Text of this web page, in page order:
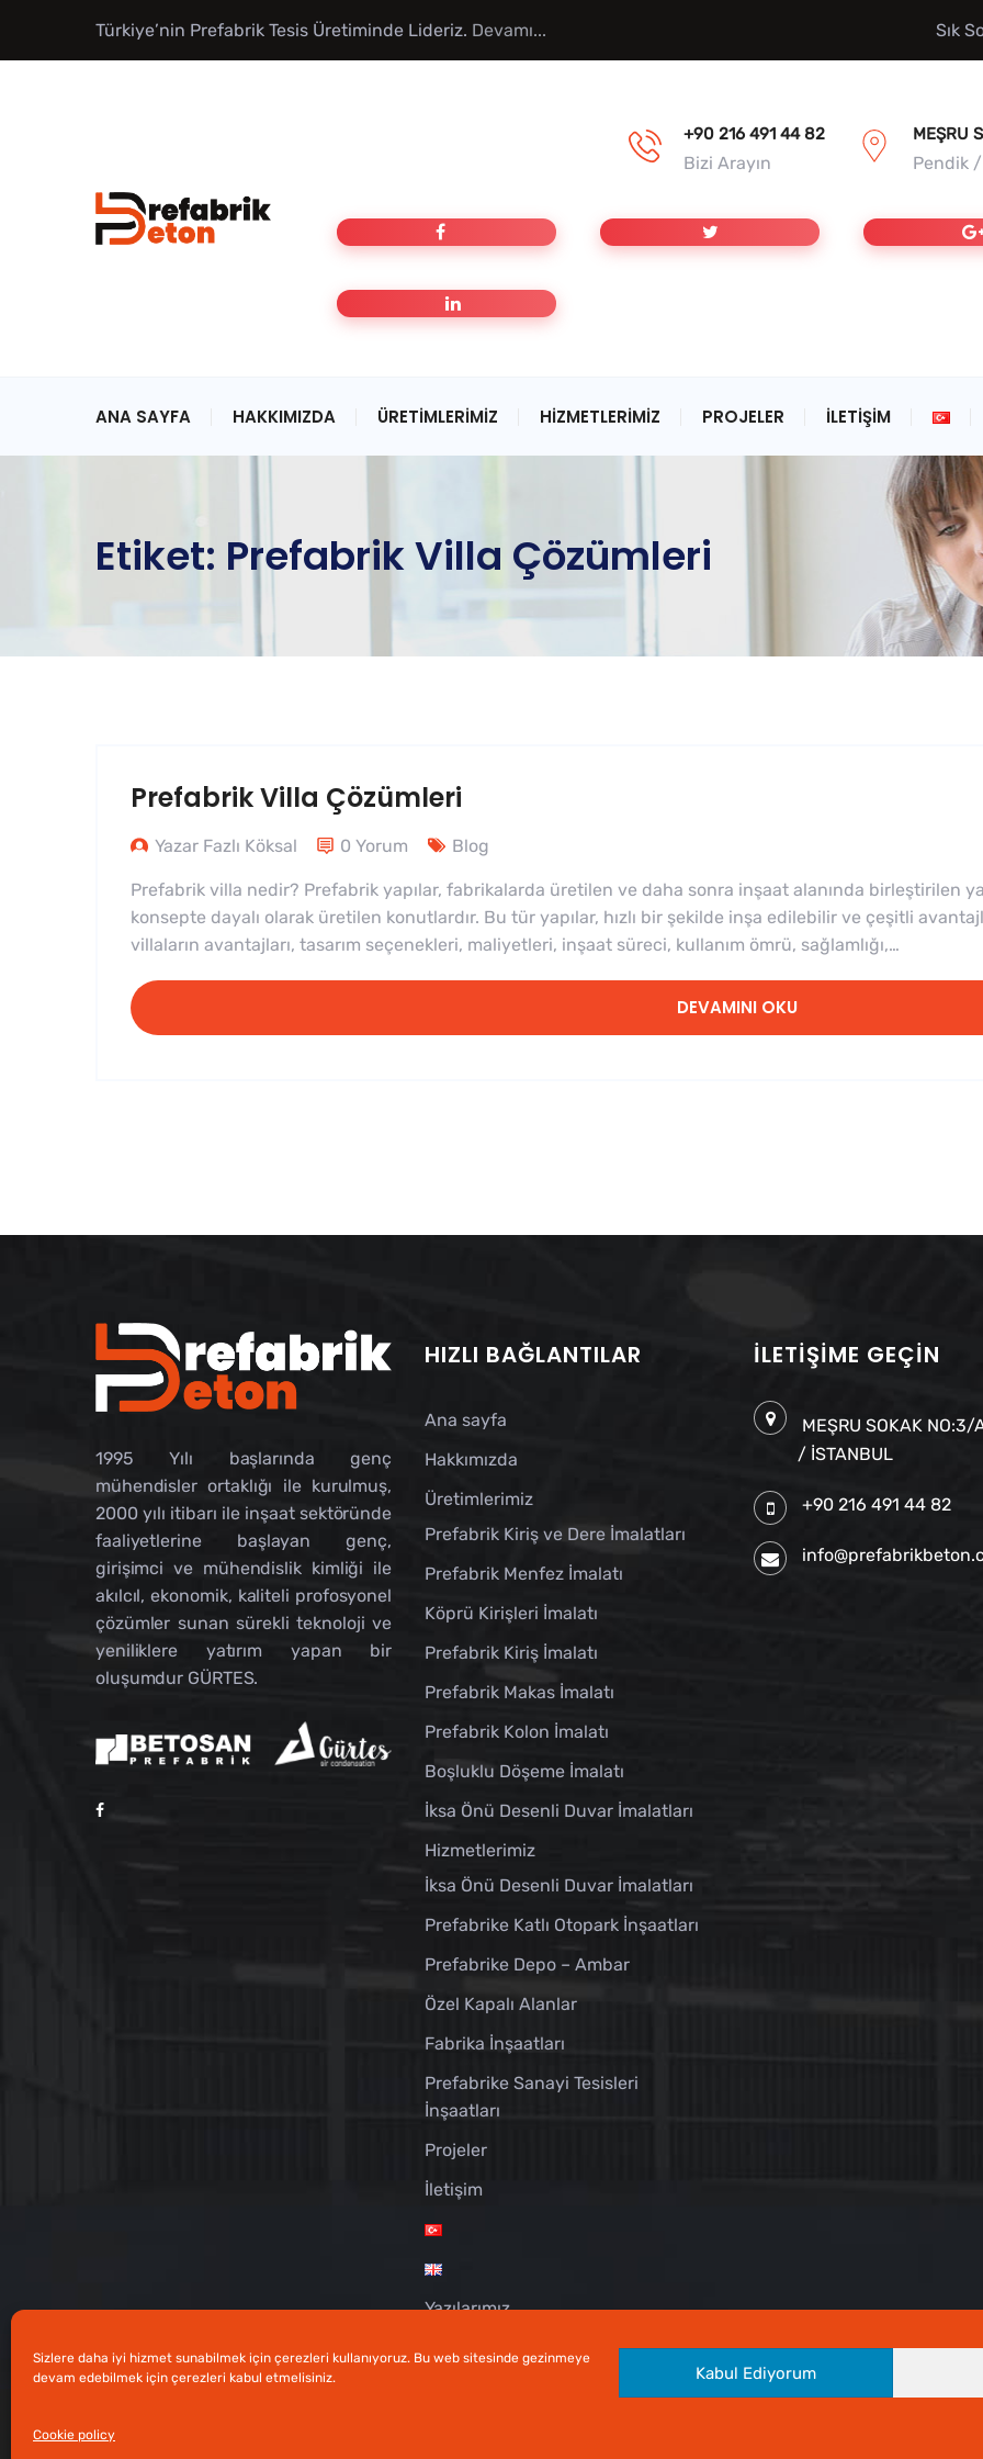
Sizlere daha iyi hizmet sunabilmek için çerezleri kullanıyoruz. Bu web sitesinde gezinmeye
devam edebilmek için çerezleri kabul etmelisiniz.
Kabul Ediyorum
Cookie policy
Türkiye’nin Prefabrik Tesis Üretiminde Lideriz. Devamı... Sık
+90 216 491 44 82
Bizi Arayın
MEŞRU
Pendik /
ANA SAYFA HAKKIMIZDA ÜRETIMLERIMIZ HIZMETLERIMIZ PROJELER İLETIŞIM
Etiket: Prefabrik Villa Çözümleri
Prefabrik Villa Çözümleri
Yazar Fazlı Köksal 0 Yorum Blog
Prefabrik villa nedir? Prefabrik yapılar, fabrikalarda üretilen ve daha sonra inşaat alanında birleştirilen
konsepte dayalı olarak üretilen konutlardır. Bu tür yapılar, hızlı bir şekilde inşa edilebilir ve çeşitli
villaların avantajları, tasarım seçenekleri, maliyetleri, inşaat süreci, kullanım ömrü, sağlamlığı,…
DEVAMINI OKU
1995 Yılı başlarında genç
mühendisler ortaklığı ile kurulmuş,
2000 yılı itibarı ile inşaat sektöründe
faaliyetlerine başlayan genç,
girişimci ve mühendislik kimliği ile
akılcıl, ekonomik, kaliteli profosyonel
çözümler sunan sürekli teknoloji ve
yeniliklere yatırım yapan bir
oluşumdur GÜRTES.
HIZLI BAĞLANTILAR
Ana sayfa
Hakkımızda
Üretimlerimiz
Prefabrik Kiriş ve Dere İmalatları
Prefabrik Menfez İmalatı
Köprü Kirişleri İmalatı
Prefabrik Kiriş İmalatı
Prefabrik Makas İmalatı
Prefabrik Kolon İmalatı
Boşluklu Döşeme İmalatı
İksa Önü Desenli Duvar İmalatları
Hizmetlerimiz
İksa Önü Desenli Duvar İmalatları
Prefabrike Katlı Otopark İnşaatları
Prefabrike Depo – Ambar
Özel Kapalı Alanlar
Fabrika İnşaatları
Prefabrike Sanayi Tesisleri
İnşaatları
Projeler
İletişim
Yazılarımız
İLETIŞIME GEÇIN
MEŞRU SOKAK NO:3/
/ İSTANBUL
+90 216 491 44 82
Tüm Hakları Saklıdır © 2020 Prefabrik Beton -